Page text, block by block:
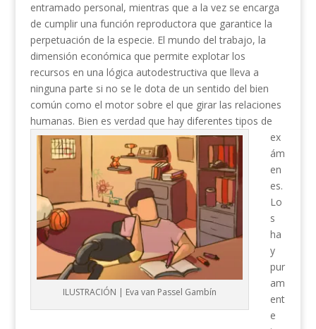
entramado personal, mientras que a la vez se encarga
de cumplir una función reproductora que garantice la
perpetuación de la especie. El mundo del trabajo, la
dimensión económica que permite explotar los
recursos en una lógica autodestructiva que lleva a
ninguna parte si no se le dota de un sentido del bien
común como el motor sobre el que girar las relaciones
humanas.
ILUSTRACIÓN | Eva van Passel Gambín
Bien es verdad que hay diferentes tipos de
ex
ám
en
es.
Lo
s
ha
y
pur
am
ent
e